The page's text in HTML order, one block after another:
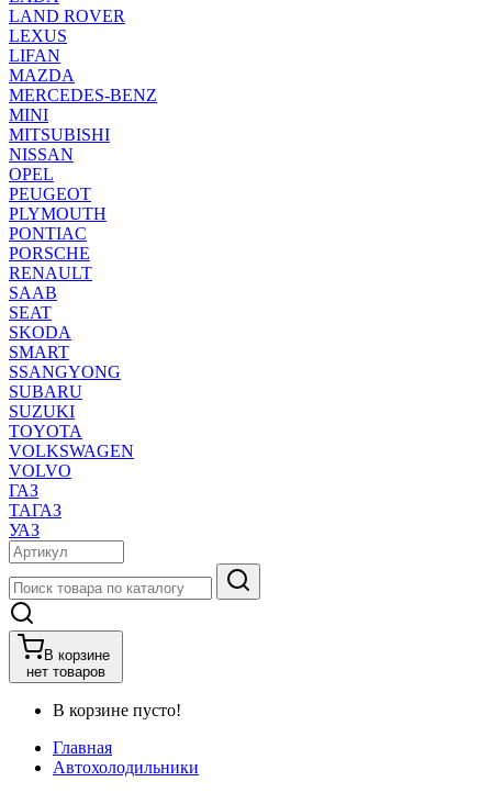
LAND ROVER
LEXUS
LIFAN
MAZDA
MERCEDES-BENZ
MINI
MITSUBISHI
NISSAN
OPEL
PEUGEOT
PLYMOUTH
PONTIAC
PORSCHE
RENAULT
SAAB
SEAT
SKODA
SMART
SSANGYONG
SUBARU
SUZUKI
TOYOTA
VOLKSWAGEN
VOLVO
ГАЗ
ТАГАЗ
УАЗ
В корзине
нет товаров
В корзине пусто!
Главная
Автохолодильники